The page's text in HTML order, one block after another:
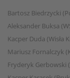
Bartosz Biedrzycki
Aleksander Buksa
Kacper Duda (Wisła
Mariusz Fornalczyk
Fryderyk Gerbowski